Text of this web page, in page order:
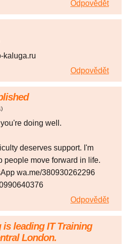
Odpovědět
kaluga.ru
Odpovědět
)
doing well.
deserves support. I'm
people move forward in life.
wa.me/380930262296
Odpovědět
leading IT Training
London.